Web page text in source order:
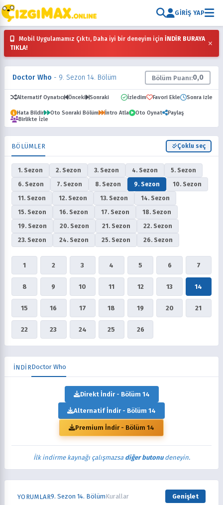
GIRIŞ YAP
Mobil Uygulamamız Çıktı, Daha iyi bir deneyim için İNDİR BURAYA
TIKLA!
×
Doctor Who - 9. Sezon 14. Bölüm Bölüm Puanı:0,0
Alternatif Oynatıcı Önceki Sonraki İzledim Favori Ekle Sonra izle
Hata Bildir Oto Sonraki Bölüm İntro Atla Oto Oynat
Paylaş
Birlikte İzle
BÖLÜMLER Çoklu seç
1. Sezon 2. Sezon 3. Sezon 4. Sezon
5. Sezon
6. Sezon
7. Sezon 8. Sezon 9. Sezon
10. Sezon
11. Sezon
12. Sezon 13. Sezon
14. Sezon
15. Sezon
16. Sezon 17. Sezon
18. Sezon
19. Sezon
20. Sezon 21. Sezon
22. Sezon
23. Sezon
24. Sezon 25. Sezon 26. Sezon
1 2 3 4 5 6 7
8 9 10 11 12 13 14
15 16 17 18 19 20 21
22 23 24 25 26
İNDİRDoctor Who
Direkt İndir - Bölüm 14
Alternatif İndir - Bölüm 14
Premium İndir - Bölüm 14
İlk indirme kaynağı çalışmazsa diğer butonudeneyin.
YORUMLAR9. Sezon 14. BölümKurallar Genişlet